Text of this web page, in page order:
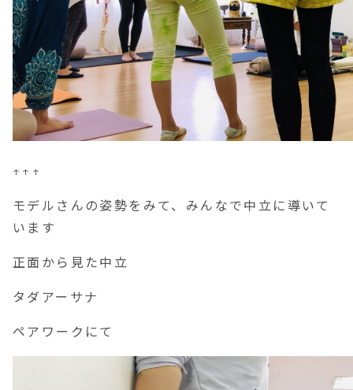
↑↑↑
モデルさんの姿勢をみて、みんなで中立に導いて
います
正面から見た中立
タダアーサナ
ペアワークにて